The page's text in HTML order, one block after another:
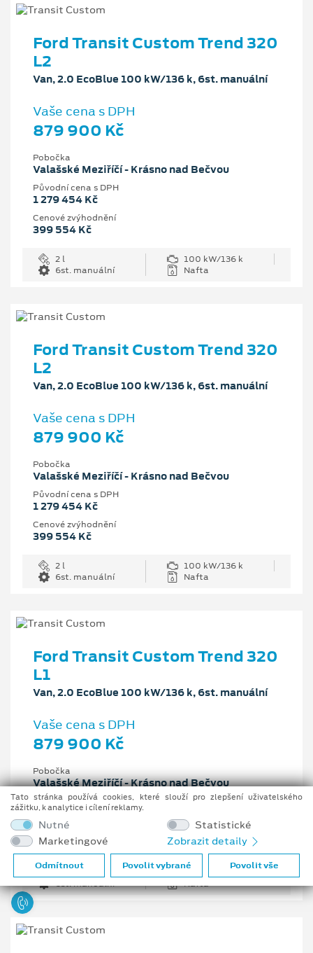
Ford Transit Custom Trend 320
L2
Van, 2.0 EcoBlue 100 kW/136 k, 6st. manuální
Vaše cena s DPH
879 900 Kč
Pobočka
Valašské Meziříčí - Krásno nad Bečvou
Původní cena s DPH
1 279 454 Kč
Cenové zvýhodnění
399 554 Kč
2 l
100 kW/136 k
6st. manuální
Nafta
Ford Transit Custom Trend 320
L2
Van, 2.0 EcoBlue 100 kW/136 k, 6st. manuální
Vaše cena s DPH
879 900 Kč
Pobočka
Valašské Meziříčí - Krásno nad Bečvou
Původní cena s DPH
1 279 454 Kč
Cenové zvýhodnění
399 554 Kč
2 l
100 kW/136 k
6st. manuální
Nafta
Ford Transit Custom Trend 320
L1
Van, 2.0 EcoBlue 100 kW/136 k, 6st. manuální
Vaše cena s DPH
879 900 Kč
Pobočka
Valašské Meziříčí - Krásno nad Bečvou
Původní cena s DPH
1 261 304 Kč
Cenové zvýhodnění
381 404 Kč
6st. manuální
Nafta
Tato stránka používá cookies, které slouží pro zlepšení uživatelského
zážitku, k analytice i cílení reklamy.
Nutné
Statistické
Marketingové
Zobrazit detaily
Odmítnout Povolit vybrané Povolit vše